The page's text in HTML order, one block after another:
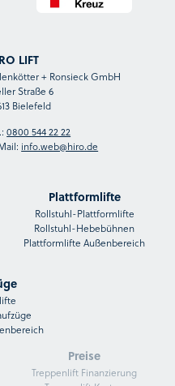
LIFT
+ Ronsieck GmbH
Straße 6
Bielefeld
0800 544 22 22
info.web@hiro.de
Plattformlifte
Rollstuhl-Plattformlifte
Rollstuhl-Hebebühnen
Plattformlifte Außenbereich
Preise
Treppenlift Finanzierung